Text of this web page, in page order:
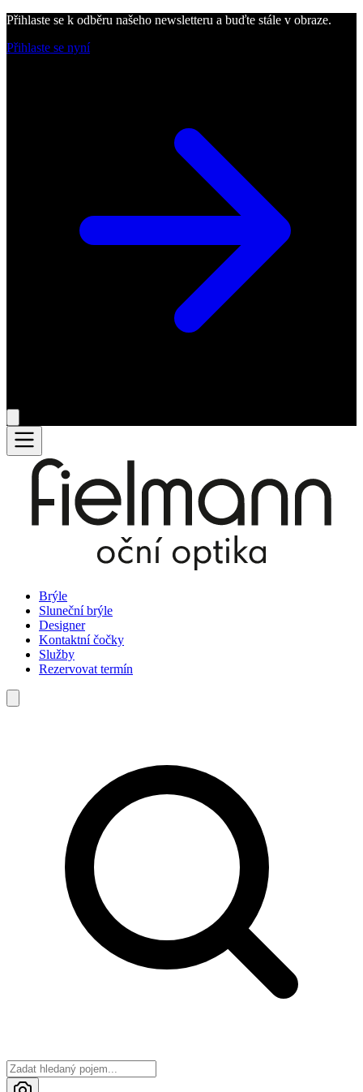
Přihlaste se k odběru našeho newsletteru a buďte stále v obraze.
Přihlaste se nyní
Brýle
Sluneční brýle
Designer
Kontaktní čočky
Služby
Rezervovat termín